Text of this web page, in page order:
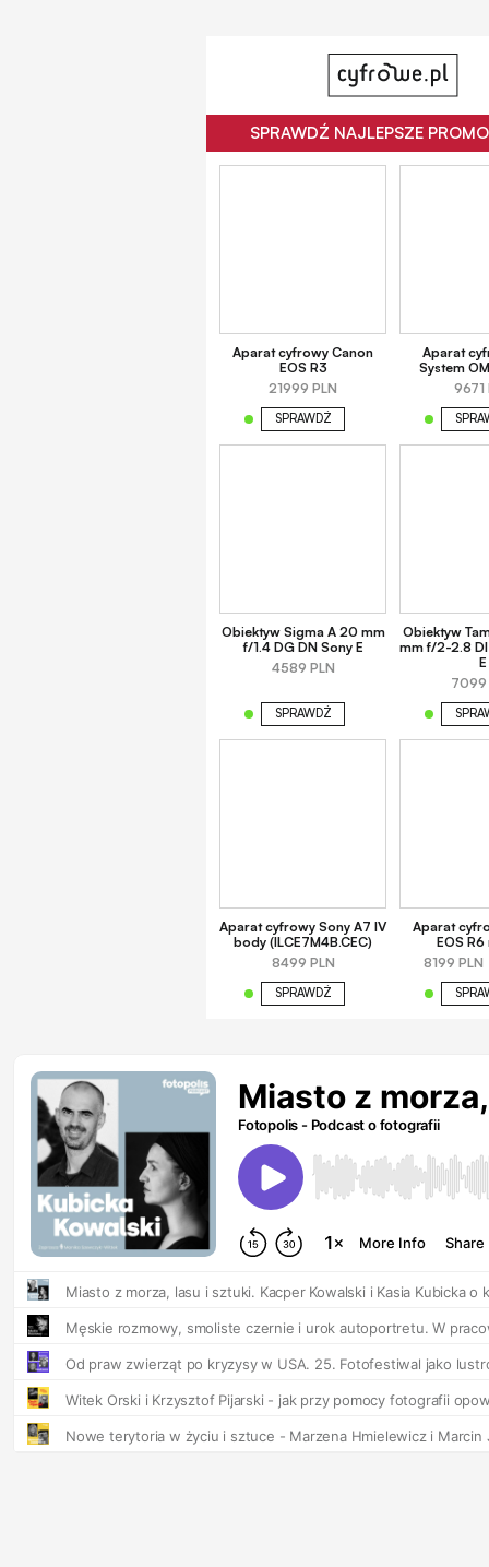
SPRAWDŹ NAJLEPSZE
Aparat cyfrowy Canon
EOS R3
21999 PLN
SPRAWDŹ
Aparat
System
9671
Obiektyw Sigma A 20 mm
f/1.4 DG DN Sony E
4589 PLN
SPRAWDŹ
Obiektyw
mm f/2-2.8 DI
E
7099
Aparat cyfrowy Sony A7 IV
body (ILCE7M4B.CEC)
8499 PLN
SPRAWDŹ
Aparat
EOS R6
8199 PLN